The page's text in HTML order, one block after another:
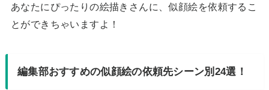
あなたにぴったりの絵描きさんに、似顔絵を依頼するこ
とができちゃいますよ！
編集部おすすめの似顔絵の依頼先シーン別24選！